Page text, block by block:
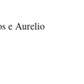
e Aurelio